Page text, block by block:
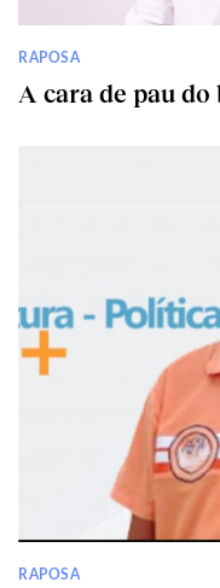
RAPOSA
A cara de pau
RAPOSA